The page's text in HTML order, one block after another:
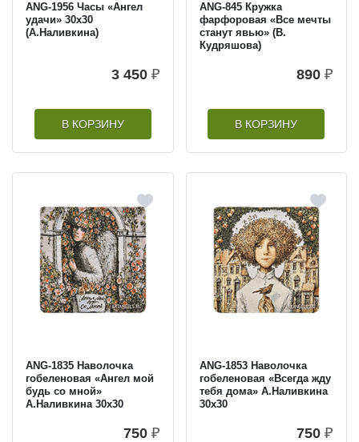
ANG-1956 Часы «Ангел
удачи» 30х30
(А.Наливкина)
3 450 ₽
В КОРЗИНУ
ANG-845 Кружка
фарфоровая «Все мечты
станут явью» (В.
Кудряшова)
890 ₽
В КОРЗИНУ
ANG-1835 Наволочка
гобеленовая «Ангел мой
будь со мной»
А.Наливкина 30х30
750 ₽
ANG-1853 Наволочка
гобеленовая «Всегда жду
тебя дома» А.Наливкина
30х30
750 ₽